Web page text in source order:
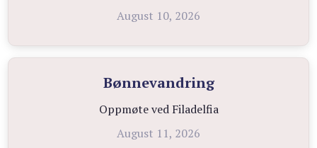
August 10, 2026
Bønnevandring
Oppmøte ved Filadelfia
August 11, 2026